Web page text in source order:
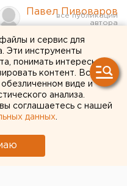
Павел Пивоваров
в
и сервис для
Эти инструменты
понимать интересы
контент. Вся
виде и
анализа.
соглашаетесь с нашей
данных